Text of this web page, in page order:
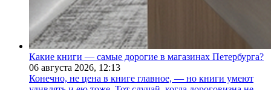
Какие книги — самые дорогие в магазинах Петербурга?
06 августа 2026, 12:13
Конечно, не цена в книге главное, — но книги умеют